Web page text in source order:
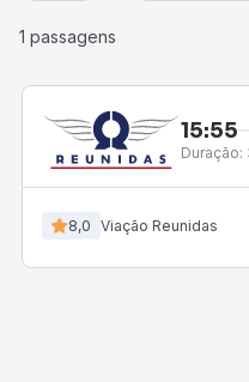
1 passagens
15:55
Duração:
8,0 Viação Reunidas